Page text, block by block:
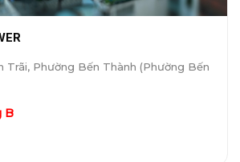
Trãi, Phường Bến Thành (Phường Bến
B